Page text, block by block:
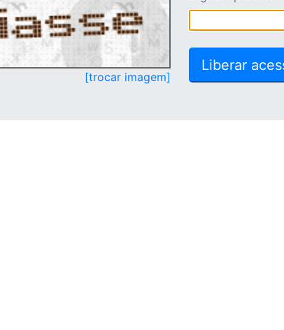
[trocar imagem]